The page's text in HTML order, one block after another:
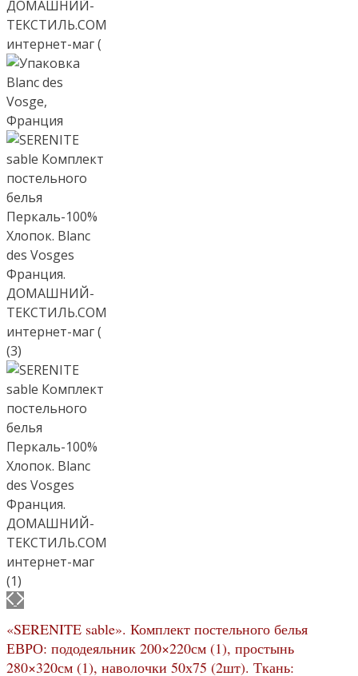
«SERENITE sable». Комплект постельного белья
ЕВРО: пододеяльник 200×220см (1), простынь
280×320см (1), наволочки 50х75 (2шт). Ткань: